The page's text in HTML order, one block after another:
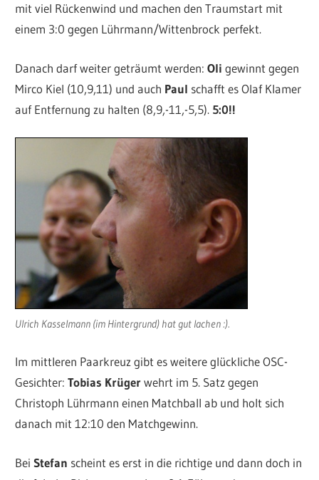
mit viel Rückenwind und machen den Traumstart mit
einem 3:0 gegen Lührmann/Wittenbrock perfekt.
Danach darf weiter geträumt werden:Oli gewinnt gegen
Mirco Kiel (10,9,11) und auch Paul schafft es Olaf Klamer
auf Entfernung zu halten (8,9,-11,-5,5). 5:0!!
Ulrich Kasselmann (im Hintergrund) hat gut lachen :).
Im mittleren Paarkreuz gibt es weitere glückliche OSC-
Gesichter:Tobias Krügerwehrt im 5. Satz gegen
Christoph Lührmann einen Matchball ab und holt sich
danach mit 12:10 den Matchgewinn.
BeiStefan scheint es erst in die richtige und dann doch in